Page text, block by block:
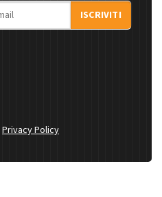
ISCRIVITI
Privacy Policy